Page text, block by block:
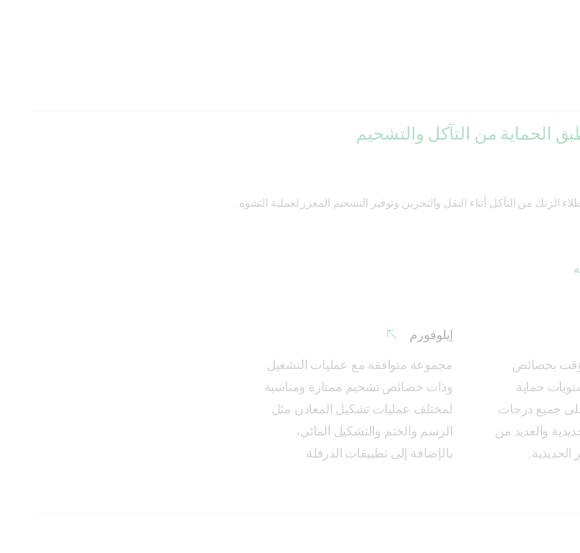
الحماية من التآكل والتشحيم
الزنك من التآكل أثناء النقل والتخزين وتوفير التشحيم المعزز لعملية التشوه.
الحديدية.
إيلوفورم
بالإضافة إلى تطبيقات الدرفلة